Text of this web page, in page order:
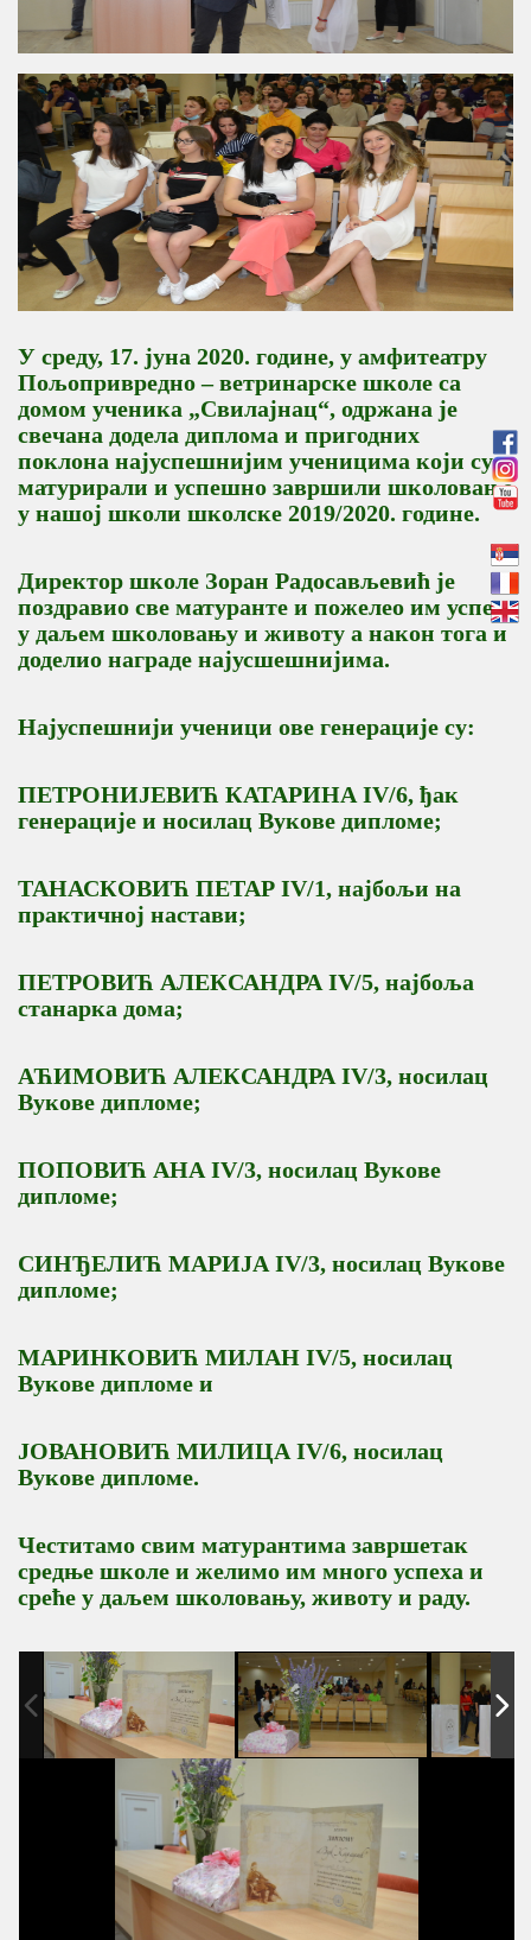
У среду, 17. јуна 2020. године, у амфитеатру
Пољопривредно – ветринарске школе са
домом ученика „Свилајнац“, одржана је
свечана додела диплома и пригодних
поклона најуспешнијим ученицима који су
матурирали и успешно завршили школовање
у нашој школи школске 2019/2020. године.
Директор школе Зоран Радосављевић је
поздравио све матуранте и пожелео им успех
у даљем школовању и животу а након тога и
доделио награде најусшешнијима.
Најуспешнији ученици ове генерације су:
ПЕТРОНИЈЕВИЋ КАТАРИНА IV/6, ђак
генерације и носилац Вукове дипломе;
ТАНАСКОВИЋ ПЕТАР IV/1, најбољи на
практичној настави;
ПЕТРОВИЋ АЛЕКСАНДРА IV/5, најбоља
станарка дома;
АЋИМОВИЋ АЛЕКСАНДРА IV/3, носилац
Вукове дипломе;
ПОПОВИЋ АНА IV/3, носилац Вукове
дипломе;
СИНЂЕЛИЋ МАРИЈА IV/3, носилац Вукове
дипломе;
МАРИНКОВИЋ МИЛАН IV/5, носилац
Вукове дипломе и
ЈОВАНОВИЋ МИЛИЦА IV/6, носилац
Вукове дипломе.
Честитамо свим матурантима завршетак
средње школе и желимо им много успеха и
среће у даљем школовању, животу и раду.